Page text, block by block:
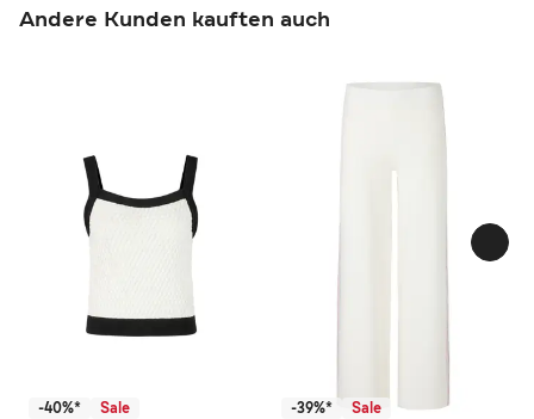
Andere Kunden kauften auch
-40%* Sale -39%* Sale